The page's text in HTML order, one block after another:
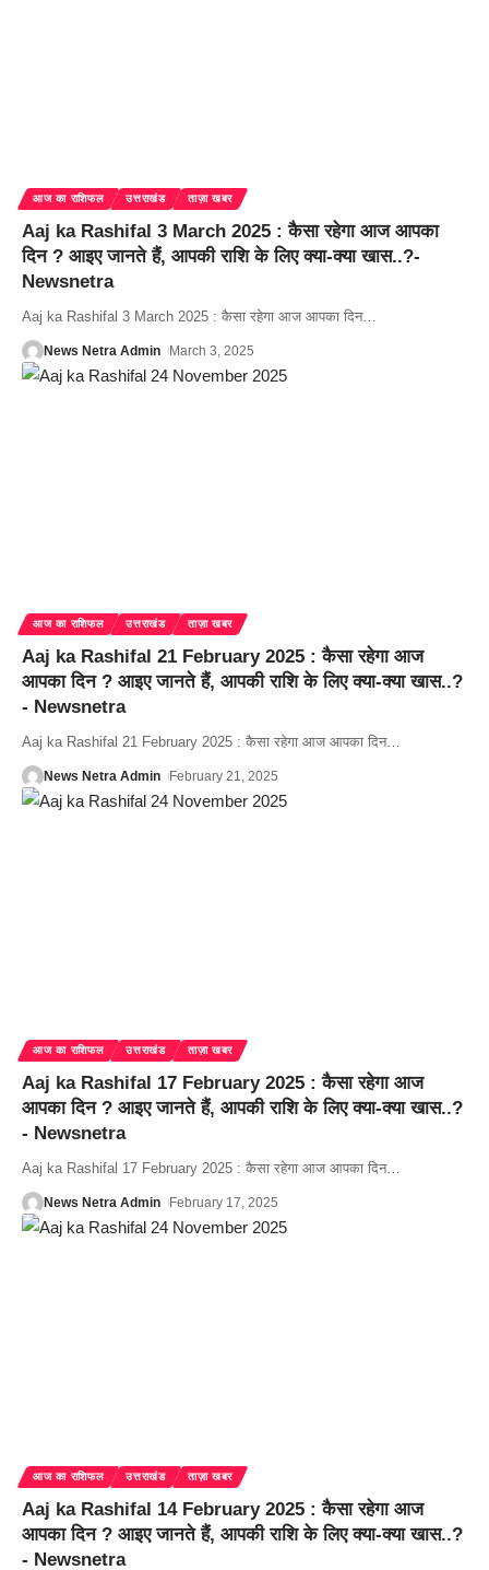
आज का राशिफल उत्तराखंड ताज़ा खबर
Aaj ka Rashifal 3 March 2025 : कैसा रहेगा आज आपका
दिन ? आइए जानते हैं, आपकी राशि के लिए क्या-क्या खास..?-
Newsnetra
Aaj ka Rashifal 3 March 2025 : कैसा रहेगा आज आपका दिन…
News Netra Admin March 3, 2025
आज का राशिफल उत्तराखंड ताज़ा खबर
Aaj ka Rashifal 21 February 2025 : कैसा रहेगा आज
आपका दिन ? आइए जानते हैं, आपकी राशि के लिए क्या-क्या खास..?
- Newsnetra
Aaj ka Rashifal 21 February 2025 : कैसा रहेगा आज आपका दिन…
News Netra Admin February 21, 2025
आज का राशिफल उत्तराखंड ताज़ा खबर
Aaj ka Rashifal 17 February 2025 : कैसा रहेगा आज
आपका दिन ? आइए जानते हैं, आपकी राशि के लिए क्या-क्या खास..?
- Newsnetra
Aaj ka Rashifal 17 February 2025 : कैसा रहेगा आज आपका दिन…
News Netra Admin February 17, 2025
आज का राशिफल उत्तराखंड ताज़ा खबर
Aaj ka Rashifal 14 February 2025 : कैसा रहेगा आज
आपका दिन ? आइए जानते हैं, आपकी राशि के लिए क्या-क्या खास..?
- Newsnetra